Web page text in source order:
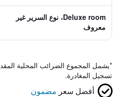
Deluxe room، نوع السرير غير
معروف
*يشمل المجموع الضرائب المحلية
تسجيل المغادرة.
أفضل سعر مضمون